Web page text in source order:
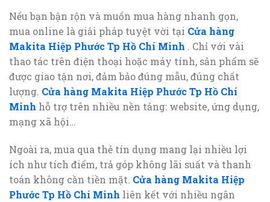
Nếu bạn bận rộn và muốn mua hàng nhanh gọn,
mua online là giải pháp tuyệt vời tại Cửa hàng
Makita Hiệp Phước Tp Hồ Chí Minh . Chỉ với vài
thao tác trên điện thoại hoặc máy tính, sản phẩm sẽ
được giao tận nơi, đảm bảo đúng mẫu, đúng chất
lượng. Cửa hàng Makita Hiệp Phước Tp Hồ Chí
Minh hỗ trợ trên nhiều nền tảng: website, ứng dụng,
mạng xã hội…
Ngoài ra, mua qua thẻ tín dụng mang lại nhiều lợi
ích như tích điểm, trả góp không lãi suất và thanh
toán không cần tiền mặt. Cửa hàng Makita Hiệp
Phước Tp Hồ Chí Minh liên kết với nhiều ngân